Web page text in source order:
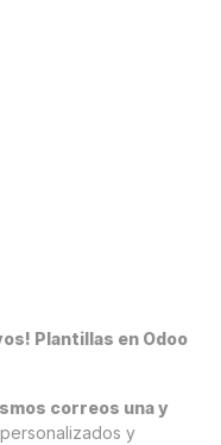
Plantillas en Odoo
correos una y
y